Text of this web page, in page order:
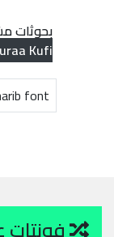
بحوثات
Kufi
font